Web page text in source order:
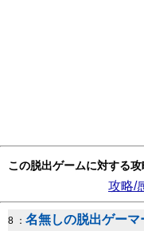
この脱出ゲームに対する
攻略/
8 ： 名無しの脱出ゲーマ